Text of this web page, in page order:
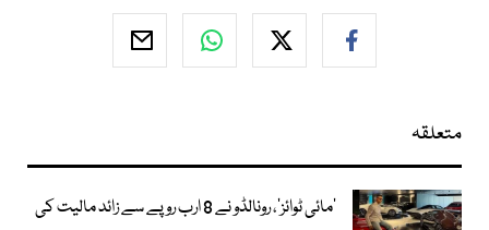
متعلقہ
’مائی ٹوائز‘، رونالڈو نے 8 ارب روپے سے زائد مالیت کی